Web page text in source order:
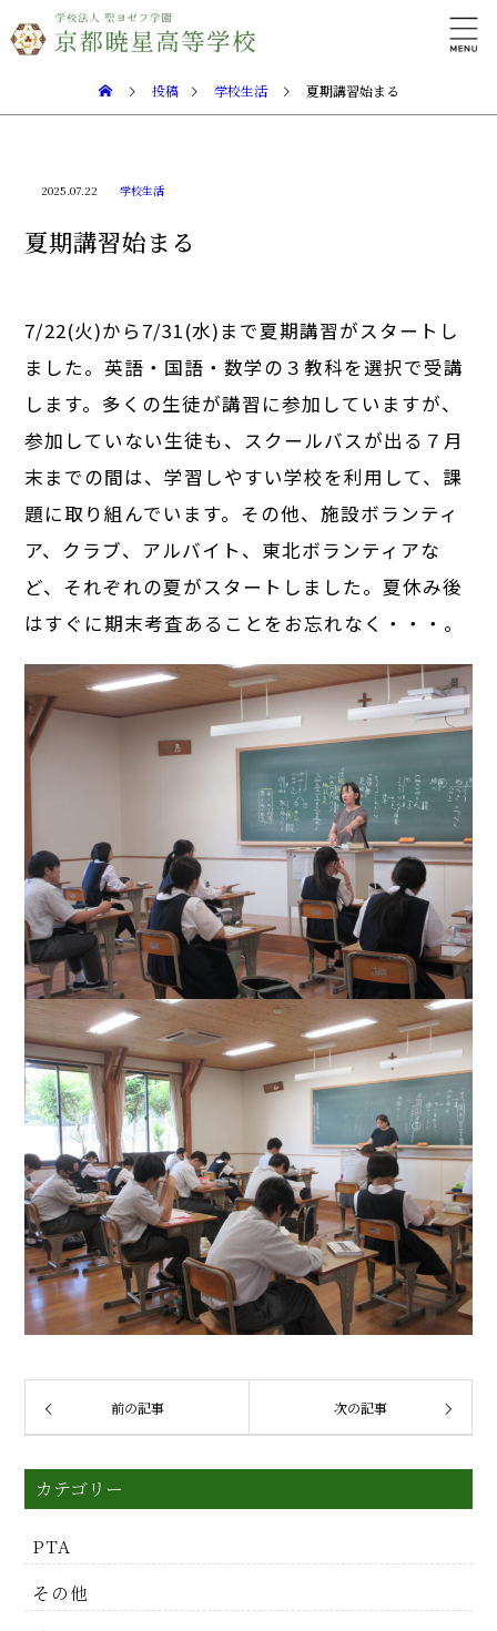
投稿 学校生活 夏期講習始まる
2025.07.22 学校生活
夏期講習始まる
7/22(火)から7/31(水)まで夏期講習がスタートし
ました。英語・国語・数学の３教科を選択で受講
します。多くの生徒が講習に参加していますが、
参加していない生徒も、スクールバスが出る７月
末までの間は、学習しやすい学校を利用して、課
題に取り組んでいます。その他、施設ボランティ
ア、クラブ、アルバイト、東北ボランティアな
ど、それぞれの夏がスタートしました。夏休み後
はすぐに期末考査あることをお忘れなく・・・。
前の記事 次の記事
カテゴリー
PTA
その他